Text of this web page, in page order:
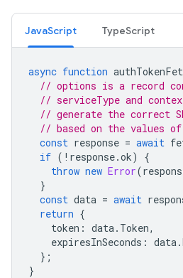
JavaScript TypeScript
async function
// options is a record
// serviceType and
// generate the correct
// based on the values
const response = await
if ( ! response.ok)
{
throw new Error(
}
const data = await
return {
token : data. Token,
expiresInSeconds : data.
};
}